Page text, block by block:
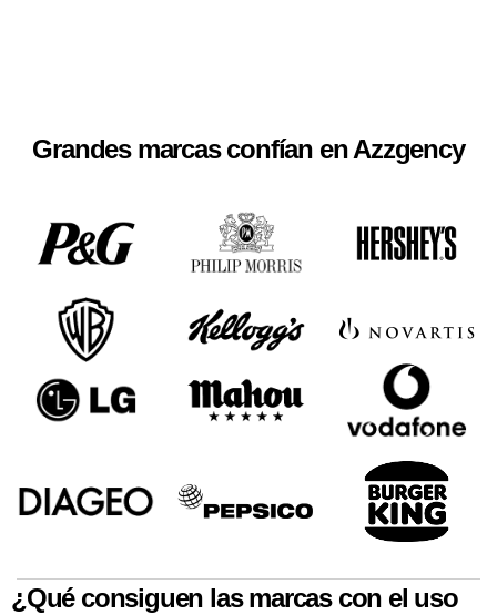
Grandes marcas confían en Azzgency
¿Qué consiguen las marcas con el uso